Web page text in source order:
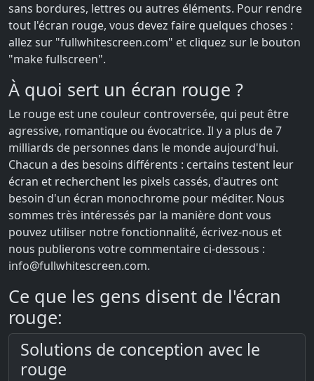
sans bordures, lettres ou autres éléments. Pour rendre
tout l'écran rouge, vous devez faire quelques choses :
allez sur "fullwhitescreen.com" et cliquez sur le bouton
"make fullscreen".
À quoi sert un écran rouge ?
Le rouge est une couleur controversée, qui peut être
agressive, romantique ou évocatrice. Il y a plus de 7
milliards de personnes dans le monde aujourd'hui.
Chacun a des besoins différents : certains testent leur
écran et recherchent les pixels cassés, d'autres ont
besoin d'un écran monochrome pour méditer. Nous
sommes très intéressés par la manière dont vous
pouvez utiliser notre fonctionnalité, écrivez-nous et
nous publierons votre commentaire ci-dessous :
info@fullwhitescreen.com.
Ce que les gens disent de l'écran
rouge:
Solutions de conception avec le
rouge